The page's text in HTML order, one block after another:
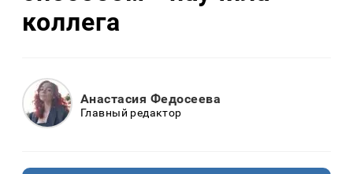
коллега
Анастасия Федосеева
Главный редактор